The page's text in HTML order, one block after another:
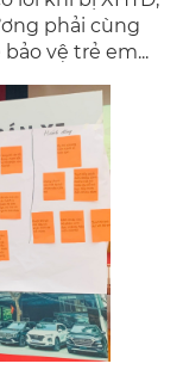
phải cùng
vệ trẻ em...